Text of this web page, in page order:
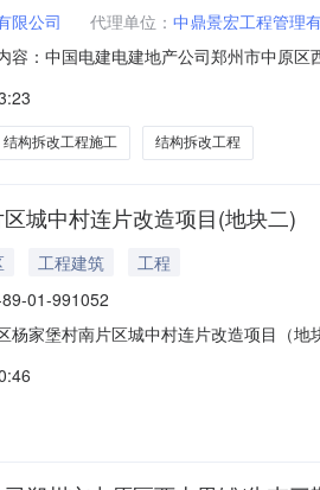
限公司 代理单位： 中鼎景宏工程管理
容：中国电建电建地产公司郑州市中原
结构拆改工程施工 结构拆改工程
城中村连片改造项目(地块二)
工程建筑
工程
01-991052
杨家堡村南片区城中村连片改造项目（
划路以北。受理时间2026-04-